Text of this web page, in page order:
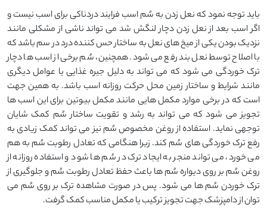
باید توجه نمود که نعل زدن به سُم اسب فرایند دردناکی برای اسب نیست و
اگر اسب بعد از نعل زدن دچار لنگش شد می تواند ناشی از مشکلی مانند
نزدیک بودن یکی از میخ های نعل به ساختار حس کننده درد در سم باشد که
با اصلاح توسط نعل بند رفع می شود. همچنین، سُم برخی از اسب ها دچار
ترک خوردگی می شود که می تواند به دلیل جیره غذایی یا عوامل دیگری
مانند شرایط و ساختار زمین محل حرکت روزانه اسب باشد. به همین جهت
است که در برخی موارد مکمل هایی مانند مکمل بیوتین برای این اسب ها
تجویز می شود که می تواند به رشد و تقویت ساختار سُم کمک شایان
توجهی نماید. استفاده از روغن مخصوص سُم نیز می تواند کمک زیادی به
رفع ترک خوردگی های سُم کند. زیرا هنگامی که تعادل رطوبت سُم به هم
می خورد، می تواند منجر به ایجاد ترک در سُم ها شود و استفاده روزانه از
روغن سُم بر روی دیواره سُم ها باعث حفظ تعادل رطوبت سُم و جلوگیری از
ترک خوردن سُم ها می شود. پس در صورت مشاهده ترک بر روی سُم می
توان از دامپزشک جهت تجویز ترکیب یا مکمل مناسب کمک گرفت.